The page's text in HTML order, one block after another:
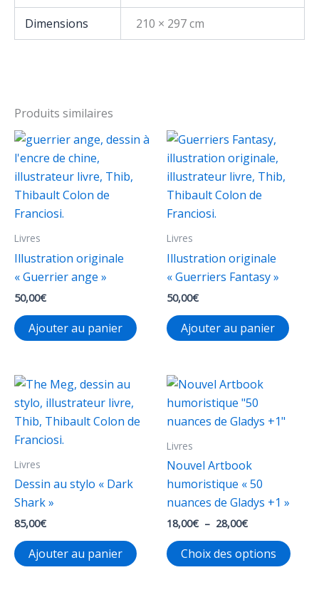
Dimensions 210 × 297 cm
Produits similaires
Livres
Illustration originale
« Guerrier ange »
50,00€
Ajouter au panier
Livres
Illustration originale
« Guerriers Fantasy »
50,00€
Ajouter au panier
Livres
Dessin au stylo « Dark
Shark »
85,00€
Ajouter au panier
Livres
Nouvel Artbook
humoristique « 50
nuances de Gladys +1 »
18,00€ – 28,00€Plage
prix :
18,00€
Choix des options